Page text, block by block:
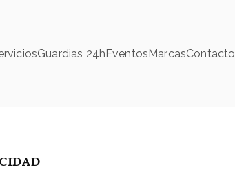
Guardias 24hEventosMarcasContacto